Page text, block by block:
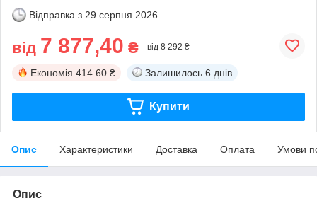
Відправка з 29 серпня 2026
від 7 877,40 ₴ від 8 292 ₴
Економія 414.60 ₴ Залишилось 6 днів
Купити
Опис Характеристики Доставка Оплата Умови
Опис